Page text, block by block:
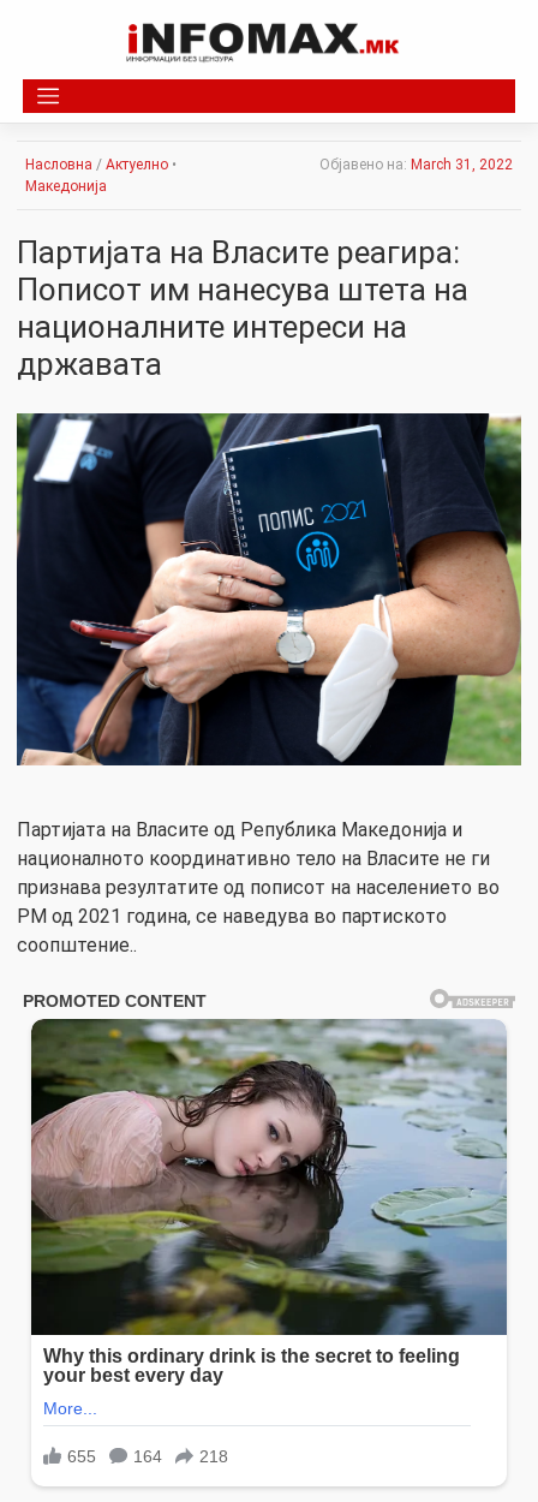
Насловна / Актуелно •
Македонија
Објавено на: March 31, 2022
Партијата на Власите реагира:
Пописот им нанесува штета на
националните интереси на
државата
Партијата на Власите од Република Македонија и
националното координативно тело на Власите не ги
признава резултатите од пописот на населението во
РМ од 2021 година, се наведува во партиското
соопштение..